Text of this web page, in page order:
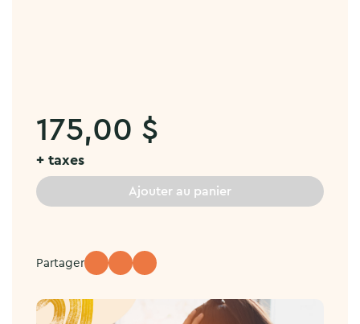
175,00 $
+ taxes
Ajouter au panier
Partager